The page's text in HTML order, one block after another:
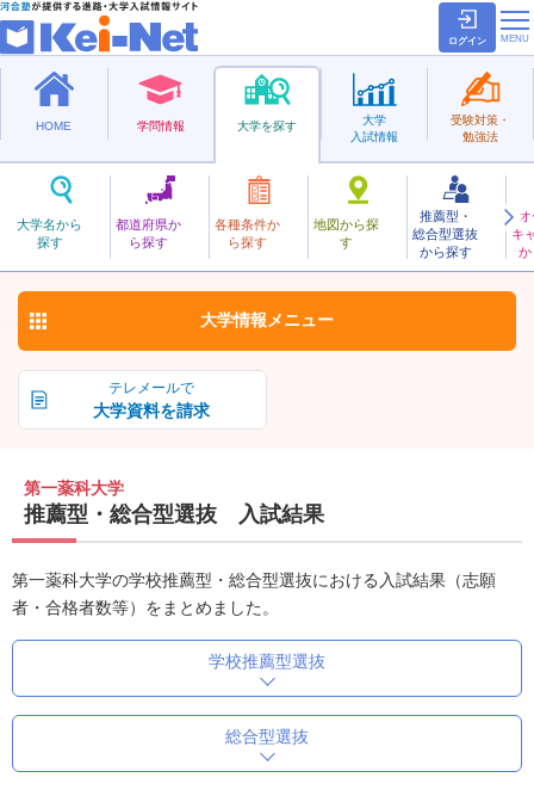
ログイン
HOME 学問情報 大学を探す
大学名から
探す
都道府県か
ら探す
各種条件か
ら探す
地図から探
す
推薦型・
総合型選抜
から探す
キ
か
大学
入試情報
受験対策・
勉強法
私立
だいいちやっか
第一薬科大学 お気に入り
テレメールで
大学資料を請求
大学情報 メニュー
第一薬科大学
推薦型・総合型選抜 入試結果
第一薬科大学の学校推薦型・総合型選抜における入試結果（志願
者・合格者数等）をまとめました。
学校推薦型選抜
総合型選抜